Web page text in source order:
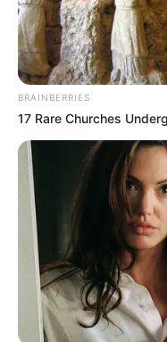
Αυτή είναι η
Εύβοια!
2.10.2025, 11:50
BRAINBERRIES
17 Rare Churches